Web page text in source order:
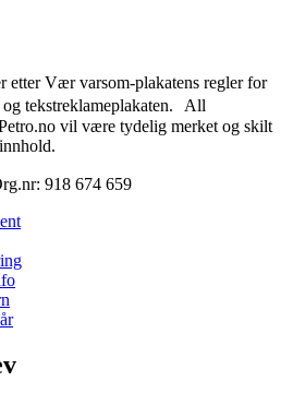
etter Vær varsom-plakatens regler for
og tekstreklameplakaten. All
vil være tydelig merket og skilt
918 674 659